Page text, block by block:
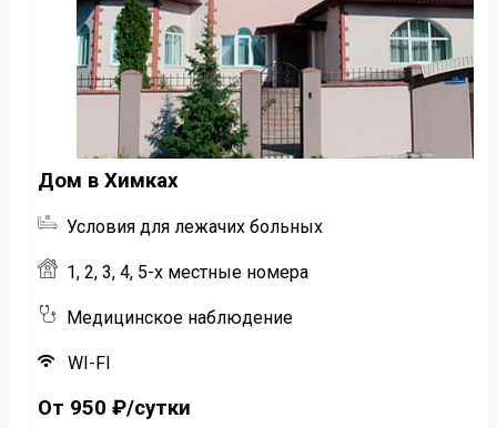
Дом в Химках
Условия для лежачих больных
1, 2, 3, 4, 5-х местные номера
Медицинское наблюдение
WI-FI
От 950 ₽/сутки